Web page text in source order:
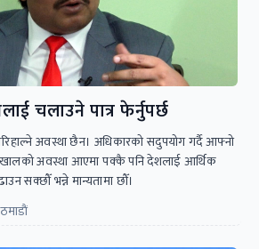
चलाउने पात्र फेर्नुपर्छ
अवस्था छैन। अधिकारको सदुपयोग गर्दै आफ्नो
खालको अवस्था आएमा पक्कै पनि देशलाई आर्थिक
सक्छौँ भन्ने मान्यतामा छौँ।